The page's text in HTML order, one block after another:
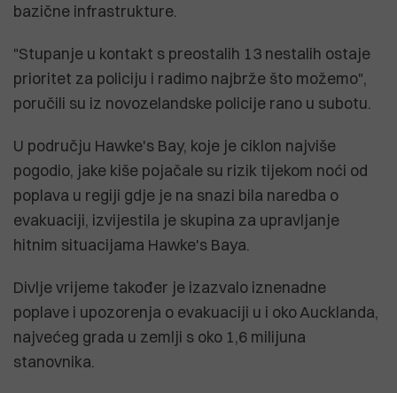
bazične infrastrukture.
"Stupanje u kontakt s preostalih 13 nestalih ostaje
prioritet za policiju i radimo najbrže što možemo",
poručili su iz novozelandske policije rano u subotu.
U području Hawke's Bay, koje je ciklon najviše
pogodio, jake kiše pojačale su rizik tijekom noći od
poplava u regiji gdje je na snazi ​​bila naredba o
evakuaciji, izvijestila je skupina za upravljanje
hitnim situacijama Hawke's Baya.
Divlje vrijeme također je izazvalo iznenadne
poplave i upozorenja o evakuaciji u i oko Aucklanda,
najvećeg grada u zemlji s oko 1,6 milijuna
stanovnika.